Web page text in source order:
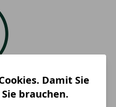
Damit Sie
brauchen.